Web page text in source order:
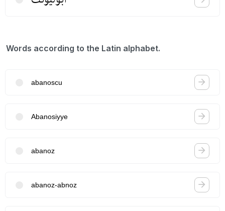
Words according to the Latin alphabet.
abanoscu
Abanosiyye
abanoz
abanoz-abnoz